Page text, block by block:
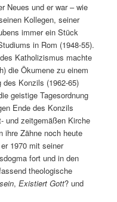
Neues und er war – wie
Kollegen, seiner
immer ein Stück
in Rom (1948-55).
Katholizismus machte
die Ökumene zu einem
des Konzils (1962-65)
geistige Tagesordnung
Ende des Konzils
und zeitgemäßen Kirche
ihre Zähne noch heute
1970 mit seiner
fort und in den
theologische
,Existiert Gott? und